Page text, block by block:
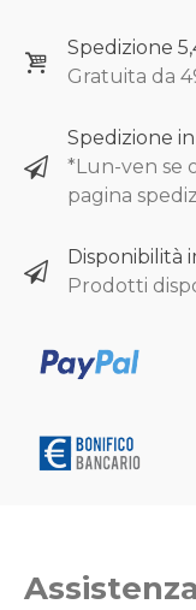
Spedizione
Gratuita da
Spedizione
*Lun-ven se
pagina
Disponibilità
Prodotti